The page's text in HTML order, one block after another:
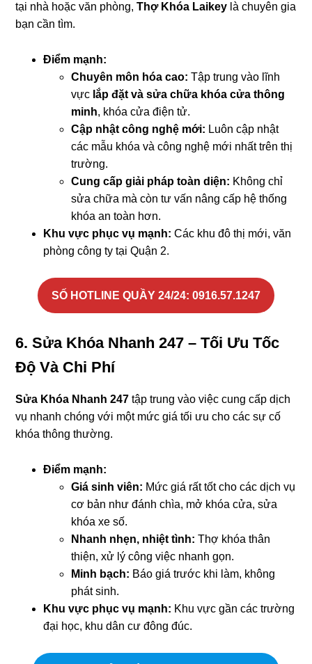
tại nhà hoặc văn phòng,Thợ Khóa Laikey là chuyên gia
bạn cần tìm.
Điểm mạnh:
Chuyên môn hóa cao: Tập trung vào lĩnh
vực lắp đặt và sửa chữa khóa cửa thông
minh, khóa cửa điện tử.
Cập nhật công nghệ mới: Luôn cập nhật
các mẫu khóa và công nghệ mới nhất trên thị
trường.
Cung cấp giải pháp toàn diện: Không chỉ
sửa chữa mà còn tư vấn nâng cấp hệ thống
khóa an toàn hơn.
Khu vực phục vụ mạnh: Các khu đô thị mới, văn
phòng công ty tại Quận 2.
SỐ HOTLINE QUẦY 24/24: 0916.57.1247
6. Sửa Khóa Nhanh 247 – Tối Ưu Tốc
Độ Và Chi Phí
Sửa Khóa Nhanh 247 tập trung vào việc cung cấp dịch
vụ nhanh chóng với một mức giá tối ưu cho các sự cố
khóa thông thường.
Điểm mạnh:
Giá sinh viên: Mức giá rất tốt cho các dịch vụ
cơ bản như đánh chìa, mở khóa cửa, sửa
khóa xe số.
Nhanh nhẹn, nhiệt tình: Thợ khóa thân
thiện, xử lý công việc nhanh gọn.
Minh bạch: Báo giá trước khi làm, không
phát sinh.
Khu vực phục vụ mạnh: Khu vực gần các trường
đại học, khu dân cư đông đúc.